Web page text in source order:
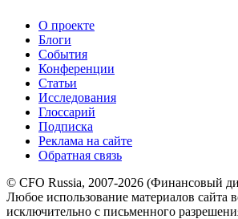
О проекте
Блоги
События
Конференции
Статьи
Исследования
Глоссарий
Подписка
Реклама на сайте
Обратная связь
© CFO Russia, 2007-2026 (Финансовый
Любое использование материалов сайта
исключительно с письменного